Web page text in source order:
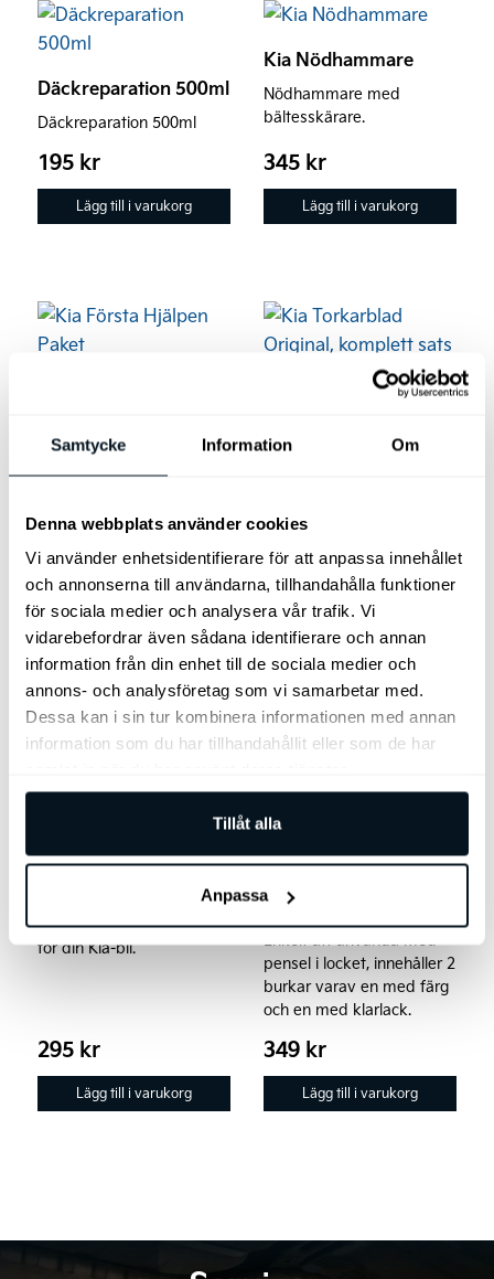
Samtycke Information Om
Denna webbplats använder cookies
Vi använder enhetsidentifierare för att anpassa innehållet
och annonserna till användarna, tillhandahålla funktioner
för sociala medier och analysera vår trafik. Vi
vidarebefordrar även sådana identifierare och annan
information från din enhet till de sociala medier och
annons- och analysföretag som vi samarbetar med.
Dessa kan i sin tur kombinera informationen med annan
information som du har tillhandahållit eller som de har
Tillåt alla
Anpassa
Däckreparation 500ml
Däckreparation 500ml
195 kr
Lägg till i varukorg
Kia Nödhammare
Nödhammare med
bältesskärare.
345 kr
Lägg till i varukorg
Kia Safety Bag - var
förberedd om olyckan är
465kr
Lägg till i varukorg
Original, komplett sats
original Kia torkarblad!
Exakt passform till din Kia.
495kr
Lägg till i varukorg
original Kia torkarblad för
bakrutan! Exakt passform
för din Kia-bil.
295 kr
Lägg till i varukorg
Kia Original Lackstift
Enkelt att använda med
pensel i locket, innehåller 2
burkar varav en med färg
och en med klarlack.
349 kr
Lägg till i varukorg